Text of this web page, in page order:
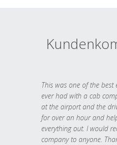
This was one of the best
ever had with a cab
at the airport and the
for over an hour and
everything out. I would
company to anyone.